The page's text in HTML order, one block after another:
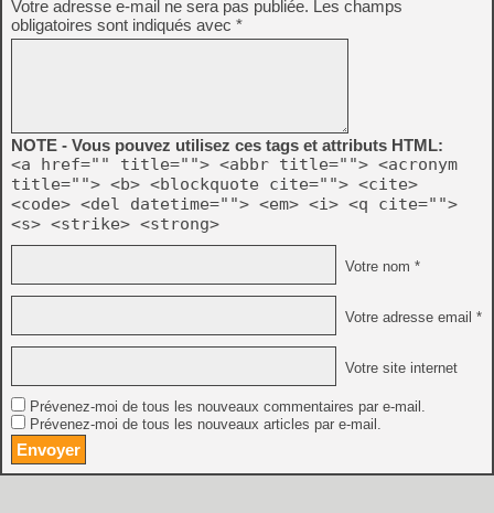
Votre adresse e-mail ne sera pas publiée. Les champs
obligatoires sont indiqués avec *
NOTE - Vous pouvez utilisez ces tags et attributs HTML:
<a href="" title=""> <abbr title=""> <acronym
title=""> <b> <blockquote cite=""> <cite>
<code> <del datetime=""> <em> <i> <q cite="">
<s> <strike> <strong>
Votre nom *
Votre adresse email *
Votre site internet
Prévenez-moi de tous les nouveaux commentaires par e-mail.
Prévenez-moi de tous les nouveaux articles par e-mail.